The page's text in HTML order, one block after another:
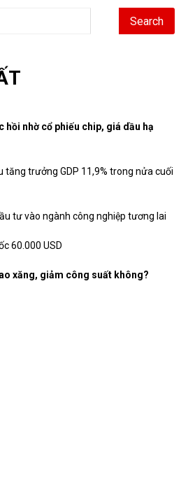
hồi nhờ cổ phiếu chip, giá dầu hạ
tăng trưởng GDP 11,9% trong nửa cuối
tư vào ngành công nghiệp tương lai
60.000 USD
xăng, giảm công suất không?